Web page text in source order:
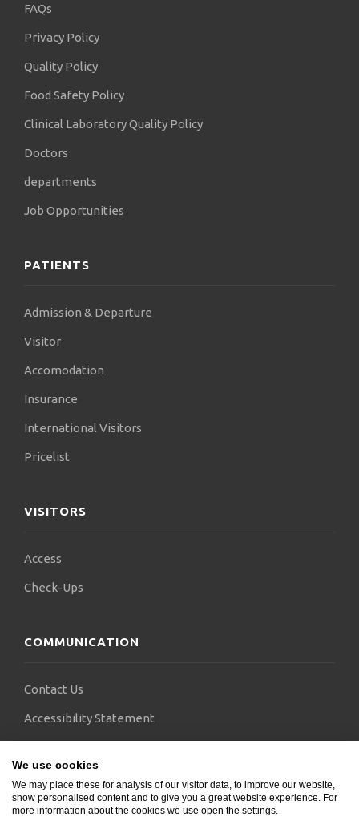
FAQs
Privacy Policy
Quality Policy
Food Safety Policy
Clinical Laboratory Quality Policy
Doctors
departments
Job Opportunities
PATIENTS
Admission & Departure
Visitor
Accomodation
Insurance
International Visitors
Pricelist
VISITORS
Access
Check-Ups
COMMUNICATION
Contact Us
Accessibility Statement
We use cookies
We may place these for analysis of our visitor data, to improve our website,
show personalised content and to give you a great website experience. For
more information about the cookies we use open the settings.